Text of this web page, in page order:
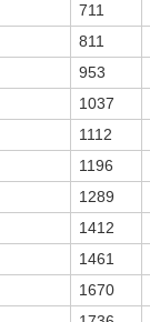
711
811
953
1037
1112
1196
1289
1412
1461
1670